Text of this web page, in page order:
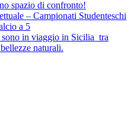
spazio di confronto!
– Campionati Studenteschi
a 5
sono in viaggio in Sicilia tra
naturali.